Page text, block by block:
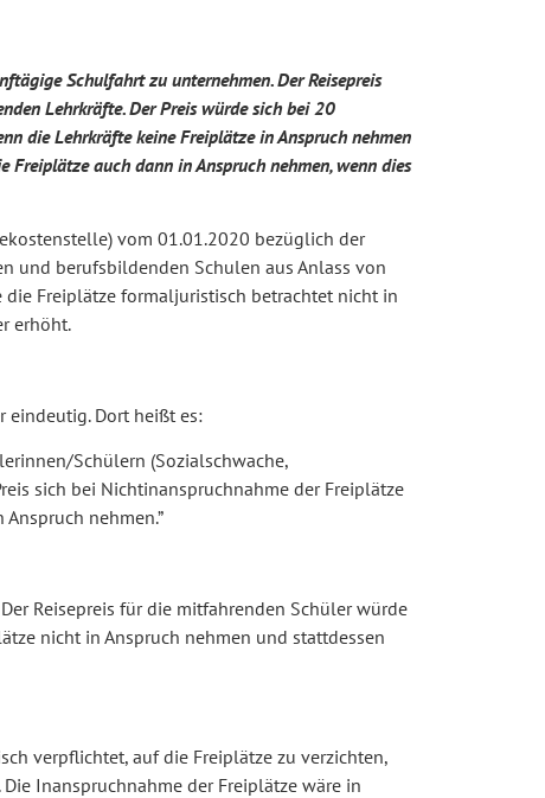
Schulfahrt zu unternehmen. Der Reisepreis
Lehrkräfte. Der Preis würde sich bei 20
die Lehrkräfte keine Freiplätze in Anspruch nehmen
auch dann in Anspruch nehmen, wenn dies
vom 01.01.2020 bezüglich der
und berufsbildenden Schulen aus Anlass von
Freiplätze formaljuristisch betrachtet nicht in
erhöht.
eindeutig. Dort heißt es:
Schülern (Sozialschwache,
sich bei Nichtinanspruchnahme der Freiplätze
nehmen.”
Reisepreis für die mitfahrenden Schüler würde
nicht in Anspruch nehmen und stattdessen
verpflichtet, auf die Freiplätze zu verzichten,
Inanspruchnahme der Freiplätze wäre in